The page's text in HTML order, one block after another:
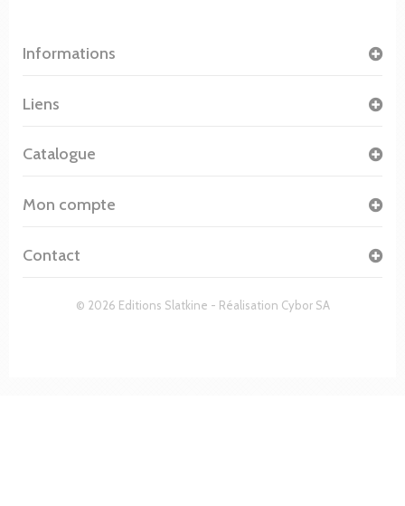
Informations
© 2026 Editions Slatkine - Réalisation Cybor SA
Liens
Catalogue
Mon compte
Contact